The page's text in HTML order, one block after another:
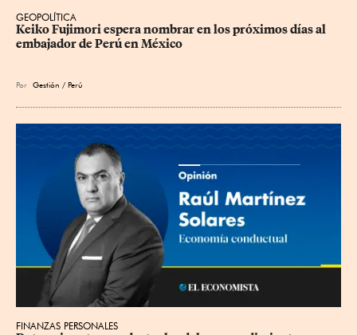
GEOPOLÍTICA
Keiko Fujimori espera nombrar en los próximos días al
embajador de Perú en México
Por Gestión / Perú
FINANZAS PERSONALES